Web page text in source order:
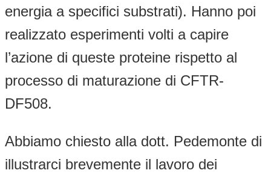
energia a specifici substrati). Hanno poi
realizzato esperimenti volti a capire
l’azione di queste proteine rispetto al
processo di maturazione di CFTR-
DF508.
Abbiamo chiesto alla dott. Pedemonte di
illustrarci brevemente il lavoro dei